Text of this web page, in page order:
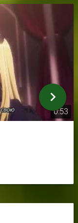
0:53
chevron_right